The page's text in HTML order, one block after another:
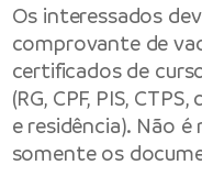
Os interessados
comprovante de
certificados de
(RG, CPF, PIS,
e residência). Não
somente os